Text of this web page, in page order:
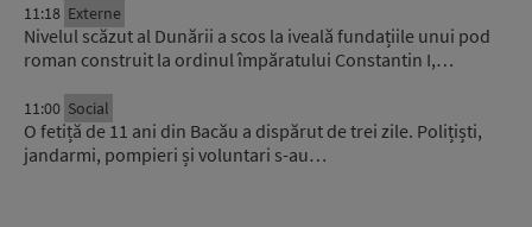
11:18 Externe
Nivelul scăzut al Dunării a scos la iveală fundațiile unui pod
roman construit la ordinul împăratului Constantin I,…
11:00 Social
O fetiță de 11 ani din Bacău a dispărut de trei zile. Polițiști,
jandarmi, pompieri și voluntari s-au…